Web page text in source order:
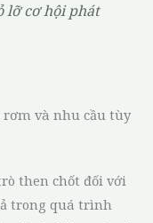
lỡ cơ hội phát
và nhu cầu tùy
then chốt đối với
trong quá trình